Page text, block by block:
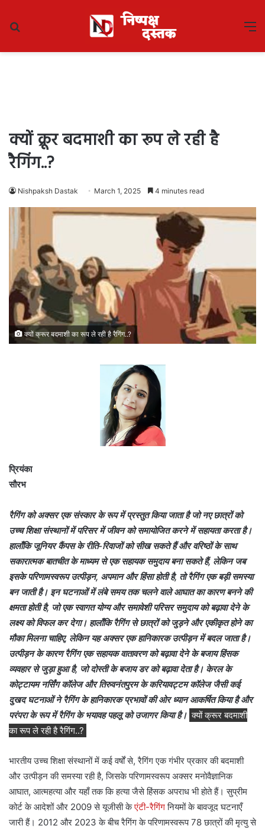
क्यों क्रूर बदमाशी का रूप ले रही है
रैगिंग..?
Nishpaksh Dastak March 1, 2025 4 minutes read
क्यों क्रूर बदमाशी का रूप ले रही है रैगिंग..?
प्रियंका
सौरभ
रैगिंग को अक्सर एक संस्कार के रूप में प्रस्तुत किया जाता है जो नए छात्रों को
उच्च शिक्षा संस्थानों में परिसर में जीवन को समायोजित करने में सहायता करता है।
हालाँकि जूनियर कैंपस के रीति-रिवाजों को सीख सकते हैं और वरिष्ठों के साथ
सकारात्मक बातचीत के माध्यम से एक सहायक समुदाय बना सकते हैं, लेकिन जब
इसके परिणामस्वरूप उत्पीड़न, अपमान और हिंसा होती है, तो रैगिंग एक बड़ी समस्या
बन जाती है। इन घटनाओं में लंबे समय तक चलने वाले आघात का कारण बनने की
क्षमता होती है, जो एक स्वागत योग्य और समावेशी परिसर समुदाय को बढ़ावा देने के
लक्ष्य को विफल कर देगा। हालाँकि रैगिंग से छात्रों को जुड़ने और एकीकृत होने का
मौका मिलना चाहिए, लेकिन यह अक्सर एक हानिकारक उत्पीड़न में बदल जाता है।
उत्पीड़न के कारण रैगिंग एक सहायक वातावरण को बढ़ावा देने के बजाय हिंसक
व्यवहार से जुड़ा हुआ है, जो दोस्ती के बजाय डर को बढ़ावा देता है। केरल के
कोट्टायम नर्सिंग कॉलेज और तिरुवनंतपुरम के करियावट्टम कॉलेज जैसी कई
दुखद घटनाओं ने रैगिंग के हानिकारक प्रभावों की ओर ध्यान आकर्षित किया है और
परंपरा के रूप में रैगिंग के भयावह पहलू को उजागर किया है। क्यों क्रूर बदमाशी
का रूप ले रही है रैगिंग..?
भारतीय उच्च शिक्षा संस्थानों में कई वर्षों से, रैगिंग एक गंभीर प्रकार की बदमाशी
और उत्पीड़न की समस्या रही है, जिसके परिणामस्वरूप अक्सर मनोवैज्ञानिक
आघात, आत्महत्या और यहाँ तक कि हत्या जैसे हिंसक अपराध भी होते हैं। सुप्रीम
कोर्ट के आदेशों और 2009 से यूजीसी केएंटी-रैगिंगनियमों के बावजूद घटनाएँ
जारी हैं। 2012 और 2023 के बीच रैगिंग के परिणामस्वरूप 78 छात्रों की मृत्यु से